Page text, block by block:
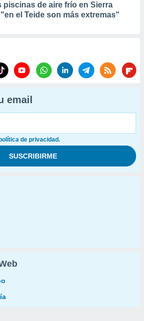
piscinas de aire frío en Sierra
el Teide son más extremas"
email
de privacidad.